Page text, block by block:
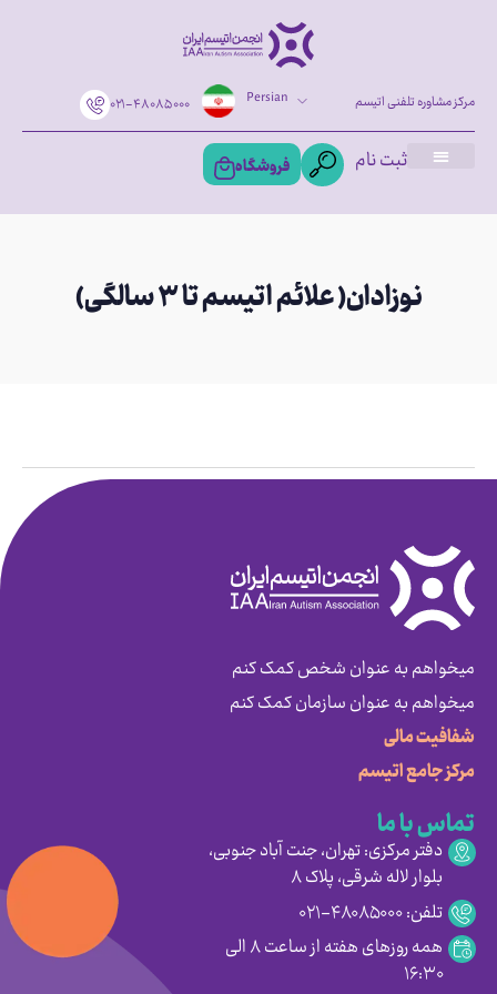
۰۲۱-۴۸۰۸۵۰۰۰ Persian مرکز مشاوره تلفنی اتیسم
ثبت نام فروشگاه
نوزادان( علائم اتیسم تا ۳ سالگی)
میخواهم به عنوان شخص کمک کنم
میخواهم به عنوان سازمان کمک کنم
شفافیت مالی
مرکز جامع اتیسم
تماس با ما
دفتر مرکزی: تهران، جنت آباد جنوبی،
بلوار لاله شرقی، پلاک ۸
تلفن: ۴۸۰۸۵۰۰۰-۰۲۱
همه روزهای هفته از ساعت ۸ الی
۱۶:۳۰